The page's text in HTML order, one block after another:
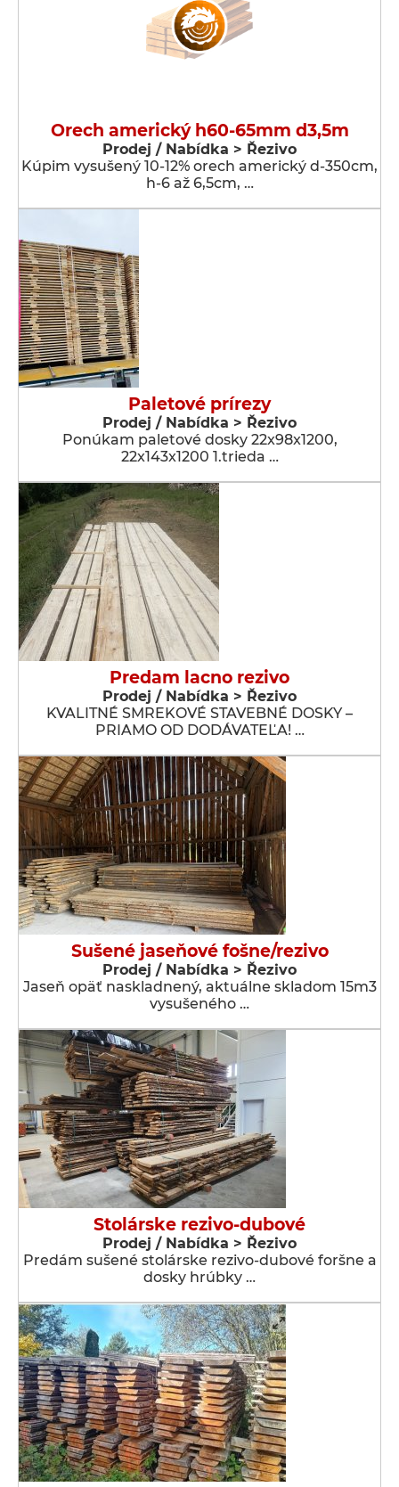
Orech americký h60-65mm d3,5m
Prodej / Nabídka > Řezivo
Kúpim vysušený 10-12% orech americký d-350cm,
h-6 až 6,5cm, …
Paletové prírezy
Prodej / Nabídka > Řezivo
Ponúkam paletové dosky 22x98x1200,
22x143x1200 1.trieda …
Predam lacno rezivo
Prodej / Nabídka > Řezivo
KVALITNÉ SMREKOVÉ STAVEBNÉ DOSKY –
PRIAMO OD DODÁVATEĽA! …
Sušené jaseňové fošne/rezivo
Prodej / Nabídka > Řezivo
Jaseň opäť naskladnený, aktuálne skladom 15m3
vysušeného …
Stolárske rezivo-dubové
Prodej / Nabídka > Řezivo
Predám sušené stolárske rezivo-dubové foršne a
dosky hrúbky …